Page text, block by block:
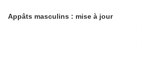
Appâts masculins : mise à jour